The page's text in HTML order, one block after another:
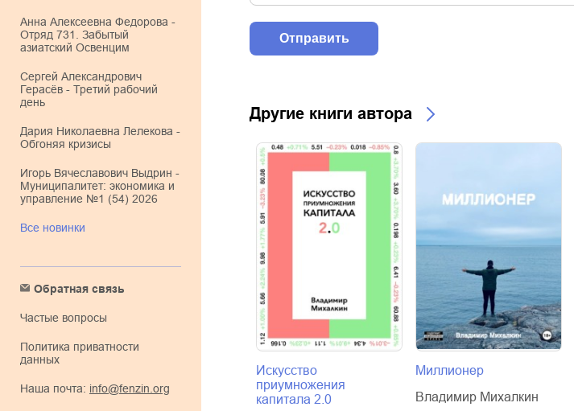
Анна Алексеевна Федорова -
Отряд 731. Забытый
азиатский Освенцим
Сергей Александрович
Герасёв - Третий рабочий
день
Дария Николаевна Лелекова -
Обгоняя кризисы
Игорь Вячеславович Выдрин -
Муниципалитет: экономика и
управление №1 (54) 2026
Все новинки
Обратная связь
Частые вопросы
Политика приватности
данных
Наша почта: info@fenzin.org
Другие книги автора
Искусство
приумножения
капитала 2.0
Миллионер
Владимир Михалкин